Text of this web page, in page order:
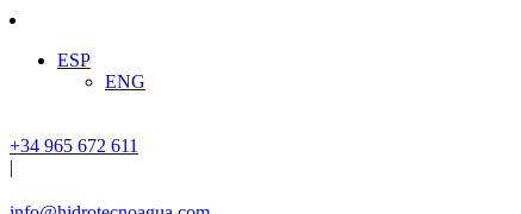
ESP
ENG
+34 965 672 611
|